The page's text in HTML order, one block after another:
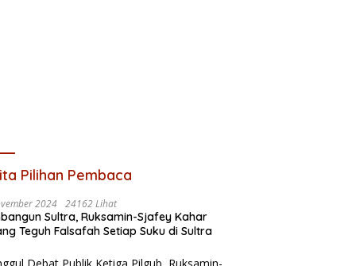
Pilihan Pembaca
2024 24162 Lihat
Sultra, Ruksamin-Sjafey Kahar
Teguh Falsafah Setiap Suku di Sultra